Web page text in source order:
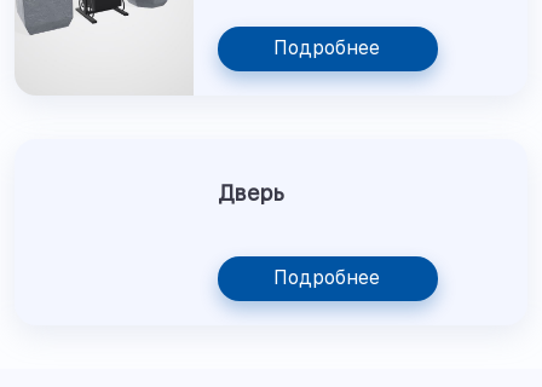
Подробнее
Дверь
Подробнее